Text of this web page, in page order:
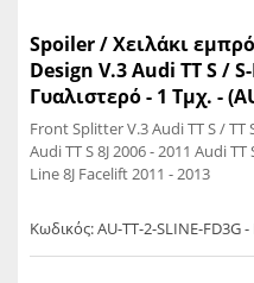
Spoiler / Χειλάκι
Design V.3 Audi TT S /
Γυαλιστερό - 1 Τμχ. -
Front Splitter V.3 Audi TT S / TT S-Line 8J
Audi TT S 8J 2006 - 2011 Audi TT S 8J Facelift 2011 - 2013 Audi TT S-
Line 8J Facelift 2011 - 2013
Κωδικός: AU-TT-2-SLINE-FD3G